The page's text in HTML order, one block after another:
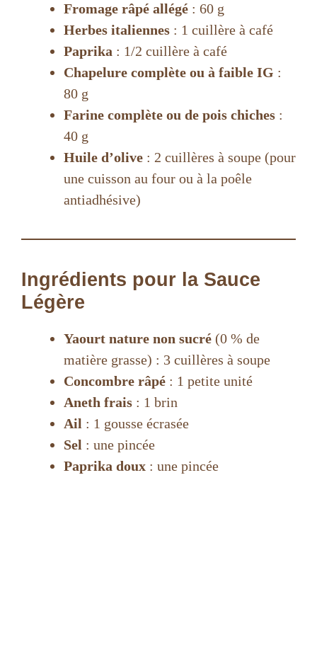
Fromage râpé allégé : 60 g
Herbes italiennes : 1 cuillère à café
Paprika : 1/2 cuillère à café
Chapelure complète ou à faible IG :
80 g
Farine complète ou de pois chiches :
40 g
Huile d’olive : 2 cuillères à soupe (pour
une cuisson au four ou à la poêle
antiadhésive)
Ingrédients pour la Sauce
Légère
Yaourt nature non sucré (0 % de
matière grasse) : 3 cuillères à soupe
Concombre râpé : 1 petite unité
Aneth frais : 1 brin
Ail : 1 gousse écrasée
Sel : une pincée
Paprika doux : une pincée